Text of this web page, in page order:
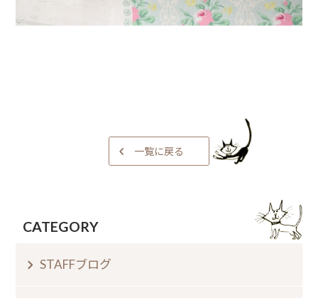
一覧に戻る
CATEGORY
STAFFブログ